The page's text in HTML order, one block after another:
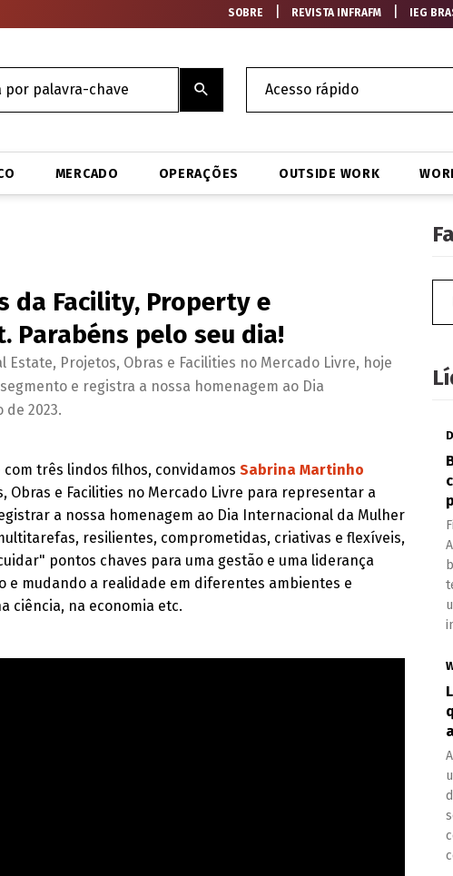
SOBRE REVISTA INFRAFM IEG
MERCADO OPERAÇÕES OUTSIDE WORK
da Facility, Property e
Parabéns pelo seu dia!
Projetos, Obras e Facilities no Mercado Livre, hoje
e registra a nossa homenagem ao Dia
2023.
três lindos filhos, convidamos Sabrina Martinho
Obras e Facilities no Mercado Livre para representar a
a nossa homenagem ao Dia Internacional da Mulher
resilientes, comprometidas, criativas e flexíveis,
pontos chaves para uma gestão e uma liderança
mudando a realidade em diferentes ambientes e
ciência, na economia etc.